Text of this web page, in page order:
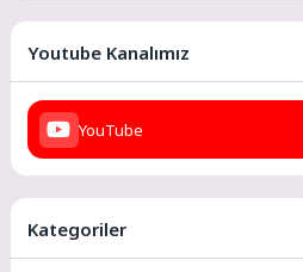
Youtube Kanalımız
YouTube
Kategoriler